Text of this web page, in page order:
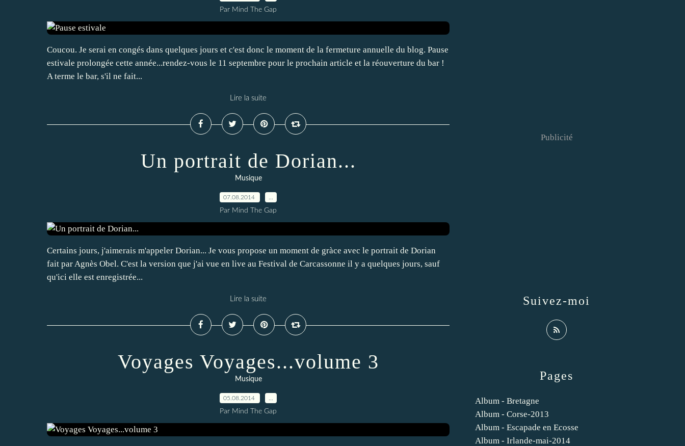
Par Mind The Gap
Coucou. Je serai en congés dans quelques jours et c'est donc le moment de la fermeture annuelle du blog. Pause
estivale prolongée cette année...rendez-vous le 11 septembre pour le prochain article et la réouverture du bar !
A terme le bar, s'il ne fait...
Lire la suite
Un portrait de Dorian...
Musique
07.08.2014
Par Mind The Gap
Certains jours, j'aimerais m'appeler Dorian... Je vous propose un moment de gràce avec le portrait de Dorian
fait par Agnès Obel. C'est la version que j'ai vue en live au Festival de Carcassonne il y a quelques jours, sauf
qu'ici elle est enregistrée...
Lire la suite
Voyages Voyages...volume 3
Musique
05.08.2014
Par Mind The Gap
Pages
Album - Bretagne
Album - Corse-2013
Album - Escapade en Ecosse
Album - Irlande-mai-2014
Suivez-moi
Publicité